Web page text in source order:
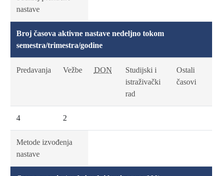
nastave
Broj časova aktivne nastave nedeljno tokom
semestra/trimestra/godine
Predavanja Vežbe DON
Studijski i
istraživački
rad
Ostali
časovi
4 2
Metode izvođenja
nastave